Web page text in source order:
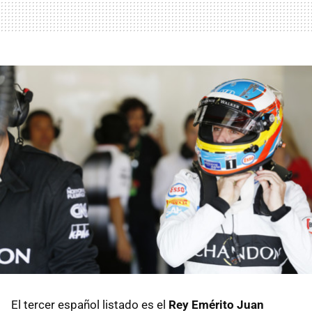
El tercer español listado es el Rey Emérito Juan